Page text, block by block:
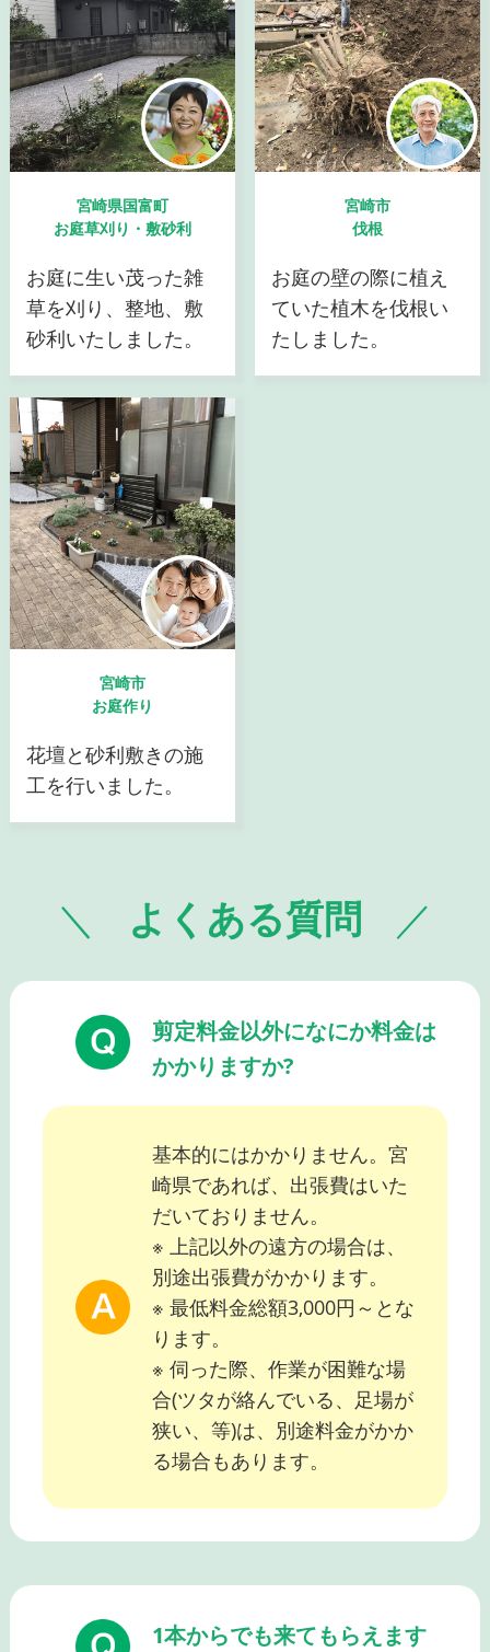
宮崎県国富町
お庭草刈り・敷砂利
お庭に生い茂った雑
草を刈り、整地、敷
砂利いたしました。
宮崎市
伐根
お庭の壁の際に植え
ていた植木を伐根い
たしました。
宮崎市
お庭作り
花壇と砂利敷きの施
工を行いました。
よくある質問
剪定料金以外になにか料金は
かかりますか?
基本的にはかかりません。宮
崎県であれば、出張費はいた
だいておりません。
※ 上記以外の遠方の場合は、
別途出張費がかかります。
※ 最低料金総額3,000円～とな
ります。
※ 伺った際、作業が困難な場
合(ツタが絡んでいる、足場が
狭い、等)は、別途料金がかか
る場合もあります。
1本からでも来てもらえます